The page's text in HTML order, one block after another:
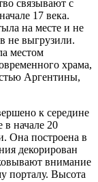
связывают с
17 века.
на месте и не
не выгрузили.
местом
храма,
Аргентины,
к середине
в начале 20
Она построена в
декорирован
внимание
порталу. Высота